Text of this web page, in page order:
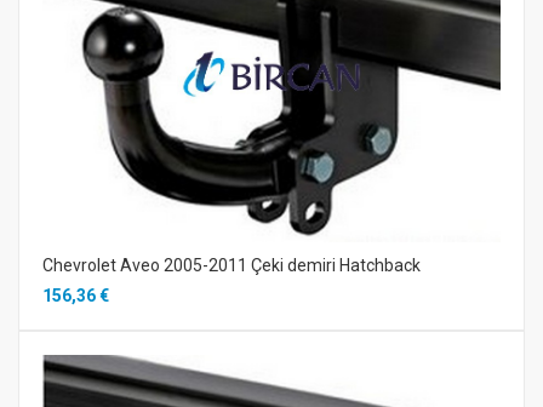
Chevrolet Aveo 2005-2011 Çeki demiri Hatchback
156,36 €